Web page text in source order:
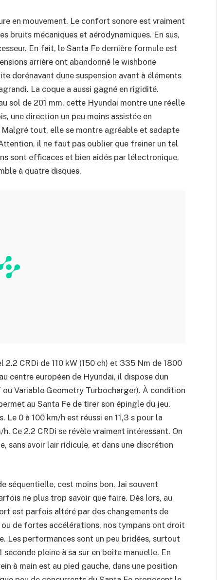
en mouvement. Le confort sonore est vraiment
bruits mécaniques et aérodynamiques. En sus,
En fait, le Santa Fe dernière formule est
arrière ont abandonné le wishbone
dorénavant dune suspension avant à éléments
La coque a aussi gagné en rigidité.
sol de 201 mm, cette Hyundai montre une réelle
une direction un peu moins assistée en
tout, elle se montre agréable et sadapte
il ne faut pas oublier que freiner un tel
sont efficaces et bien aidés par lélectronique,
à quatre disques.
CRDi de 110 kW (150 ch) et 335 Nm de 1800
centre européen de Hyundai, il dispose dun
Variable Geometry Turbocharger). À condition
au Santa Fe de tirer son épingle du jeu.
0 à 100 km/h est réussi en 11,3 s pour la
Ce 2.2 CRDi se révèle vraiment intéressant. On
sans avoir lair ridicule, et dans une discrétion
séquentielle, cest moins bon. Jai souvent
ne plus trop savoir que faire. Dès lors, au
est parfois altéré par des changements de
de fortes accélérations, nos tympans ont droit
Les performances sont un peu bridées, surtout
pleine à sa sur en boîte manuelle. En
à main est au pied gauche, dans une position